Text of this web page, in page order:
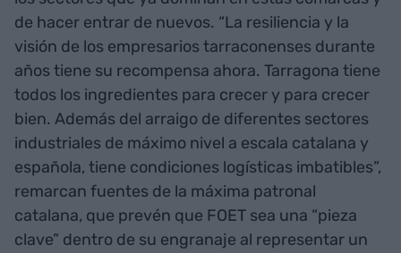
de hacer entrar de nuevos. “La resiliencia y la
visión de los empresarios tarraconenses durante
años tiene su recompensa ahora. Tarragona tiene
todos los ingredientes para crecer y para crecer
bien. Además del arraigo de diferentes sectores
industriales de máximo nivel a escala catalana y
española, tiene condiciones logísticas imbatibles”,
remarcan fuentes de la máxima patronal
catalana, que prevén que FOET sea una “pieza
clave” dentro de su engranaje al representar un